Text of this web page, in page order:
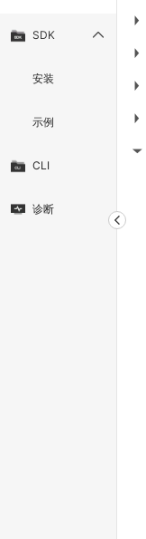
SDK
安装
示例
CLI
诊断
▶
▶
▶
▶
▶